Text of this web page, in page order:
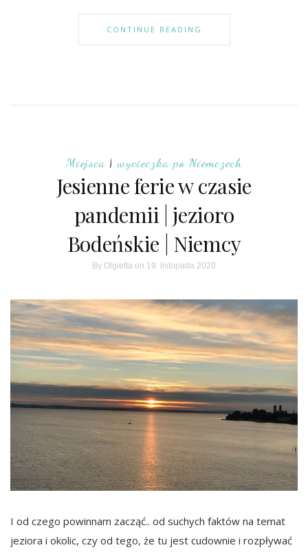
CONTINUE READING
Miejsca | wycieczka po Niemczech
Jesienne ferie w czasie
pandemii | jezioro
Bodeńskie | Niemcy
By Olgietta on 19. listopada 2020
I od czego powinnam zacząć.. od suchych faktów na temat
jeziora i okolic, czy od tego, że tu jest cudownie i rozpływać